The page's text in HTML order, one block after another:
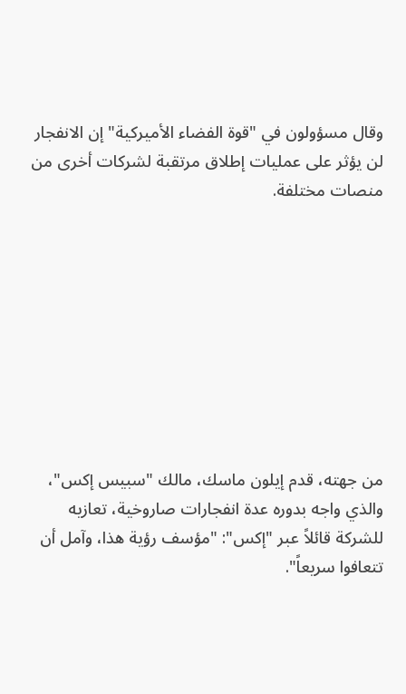
وقال مسؤولون في "قوة الفضاء الأميركية" إن الانفجار
لن يؤثر على عمليات إطلاق مرتقبة لشركات أخرى من
منصات مختلفة.
من جهته، قدم إيلون ماسك، مالك "سبيس إكس"،
والذي واجه بدوره عدة انفجارات صاروخية، تعازيه
للشركة قائلاً عبر "إكس": "مؤسف رؤية هذا، وآمل أن
تتعافوا سريعاً".